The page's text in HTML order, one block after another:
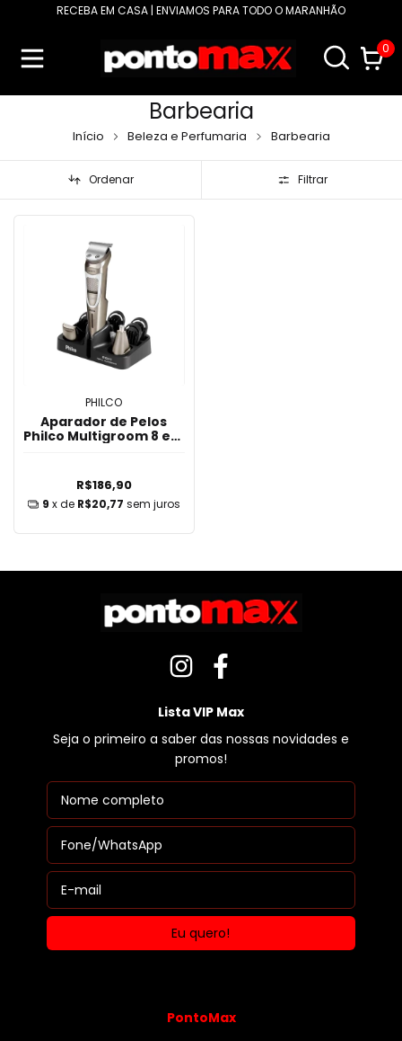
RECEBA EM CASA | ENVIAMOS PARA TODO O MARANHÃO
0
Barbearia
Início Beleza e Perfumaria Barbearia
Ordenar Filtrar
PHILCO
Aparador de Pelos
Philco Multigroom 8 em
R$186,90
9 x de R$20,77 sem juros
Lista VIP Max
Seja o primeiro a saber das nossas novidades e
promos!
PontoMax